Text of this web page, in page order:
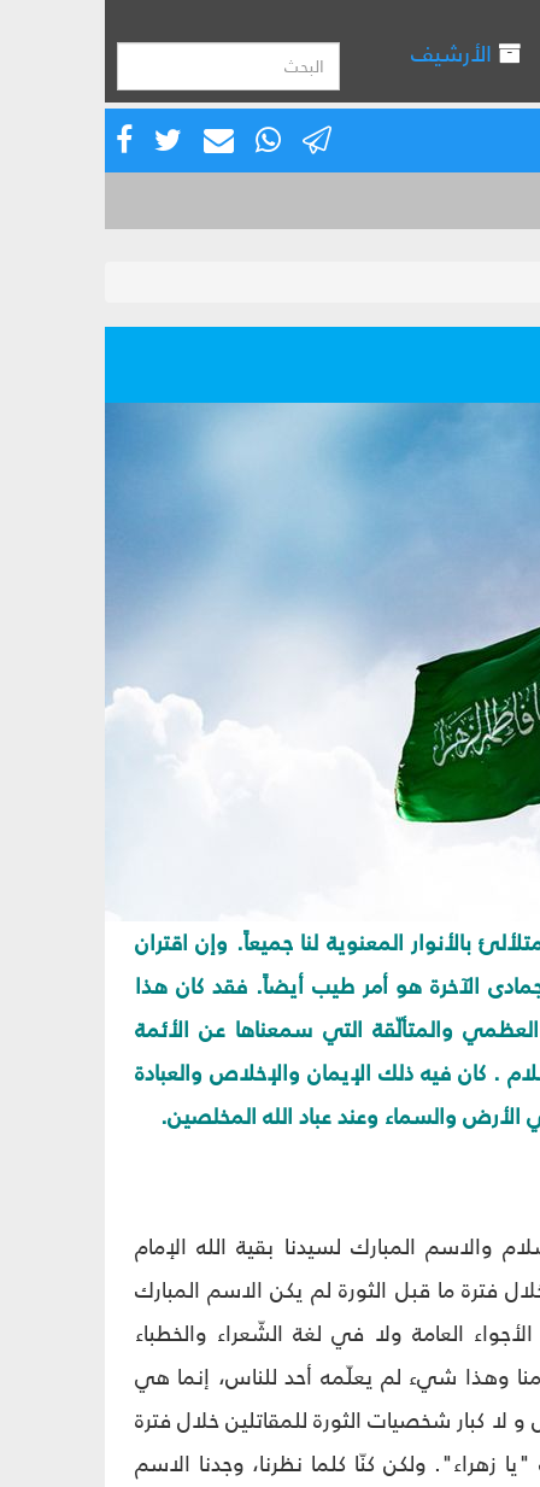
الأرشيف
بالأنوار المعنوية لنا جميعاً. وإن اقتران
الآخرة هو أمر طيب أيضاً. فقد كان هذا
والمتألّقة التي سمعناها عن الأئمة
. كان فيه ذلك الإيمان والإخلاص والعبادة
والسماء وعند عباد الله المخلصين.
والاسم المبارك لسيدنا بقية الله الإمام
فترة ما قبل الثورة لم يكن الاسم المبارك
العامة ولا في لغة الشّعراء والخطباء
وهذا شيء لم يعلّمه أحد للناس، إنما هي
لا كبار شخصيات الثورة للمقاتلين خلال فترة
زهراء". ولكن كنّا كلما نظرنا، وجدنا الاسم